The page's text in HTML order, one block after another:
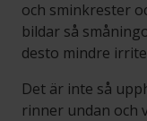
och sminkrester
bildar så
desto mindre
Det är inte så
rinner undan och